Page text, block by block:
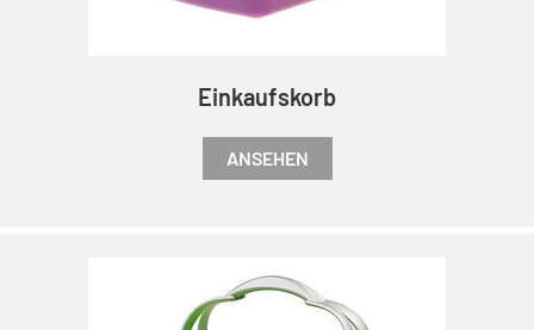
Einkaufskorb
ANSEHEN